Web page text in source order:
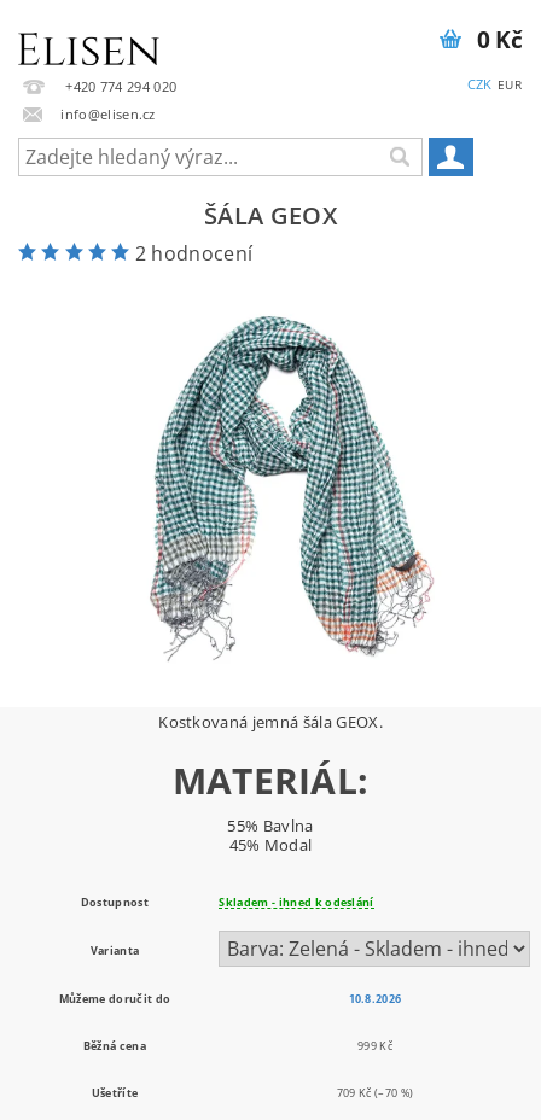
+420 774 294 020
info@elisen.cz
CZK EUR
0 Kč
ŠÁLA GEOX
2 hodnocení
Kostkovaná jemná šála GEOX.
MATERIÁL:
55% Bavlna
45% Modal
Dostupnost Skladem - ihned k odeslání
Varianta
Můžeme doručit do 10.8.2026
Běžná cena 999 Kč
Ušetříte 709 Kč (–70 %)